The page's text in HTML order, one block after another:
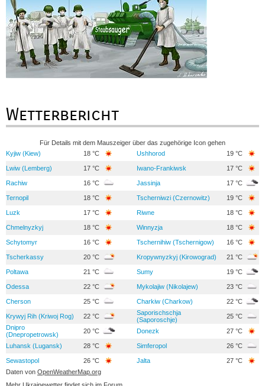
Wetterbericht
Für Details mit dem Mauszeiger über das zugehörige Icon gehen
Kyjiw (Kiew)
18 °C Ushhorod 19 °C
Lwiw (Lemberg) 17 °C Iwano-Frankiwsk 17 °C
Rachiw 16 °C Jassinja 17 °C
Ternopil 18 °C Tscherniwzi (Czernowitz) 19 °C
Luzk 17 °C Riwne 18 °C
Chmelnyzkyj 18 °C Winnyzja 18 °C
Schytomyr 16 °C Tschernihiw (Tschernigow) 16 °C
Tscherkassy 20 °C Kropywnyzkyj (Kirowograd) 21 °C
Poltawa 21 °C Sumy 19 °C
Odessa 22 °C Mykolajiw (Nikolajew) 23 °C
Cherson 25 °C Charkiw (Charkow) 22 °C
Krywyj Rih (Kriwoj Rog) 22 °C
Saporischschja
(Saporoschje)
25 °C
Dnipro
(Dnepropetrowsk)
20 °C Donezk 27 °C
Luhansk (Lugansk) 28 °C Simferopol 26 °C
Sewastopol 26 °C Jalta
27 °C
Daten von OpenWeatherMap.org
Mehr Ukrainewetter findet sich im Forum